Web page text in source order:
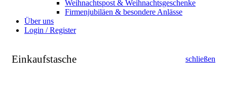
Weihnachtspost & Weihnachtsgeschenke
Firmenjubiläen & besondere Anlässe
Über uns
Login / Register
Einkaufstasche schließen